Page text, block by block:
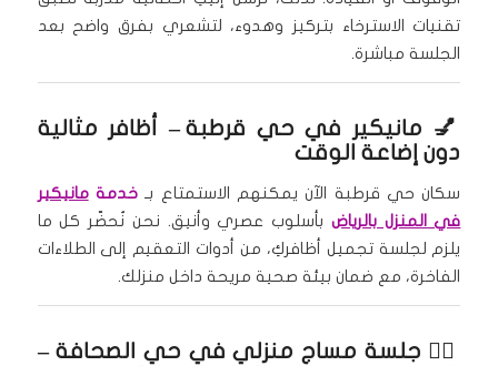
تقنيات الاسترخاء بتركيز وهدوء، لتشعري بفرق واضح بعد
الجلسة مباشرة.
💅 مانيكير في حي قرطبة– أظافر مثالية
دون إضاعة الوقت
سكان حي قرطبة الآن يمكنهم الاستمتاع بـخدمةمانيكير
في المنزل بالرياض بأسلوب عصري وأنيق. نحن نُحضّر كل ما
يلزم لجلسة تجميل أظافركِ، من أدوات التعقيم إلى الطلاءات
الفاخرة، مع ضمان بيئة صحية مريحة داخل منزلك.
🧖‍♀️ جلسة مساج منزلي في حي الصحافة–